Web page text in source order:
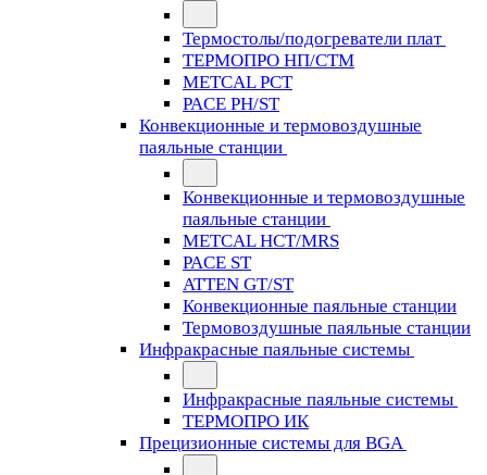
Термостолы/подогреватели плат
ТЕРМОПРО НП/СТМ
METCAL PCT
PACE PH/ST
Конвекционные и термовоздушные
паяльные станции
Конвекционные и термовоздушные
паяльные станции
METCAL HCT/MRS
PACE ST
ATTEN GT/ST
Конвекционные паяльные станции
Термовоздушные паяльные станции
Инфракрасные паяльные системы
Инфракрасные паяльные системы
ТЕРМОПРО ИК
Прецизионные системы для BGA